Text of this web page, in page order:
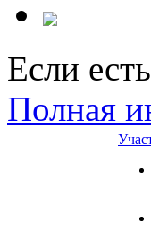
Если
Полная